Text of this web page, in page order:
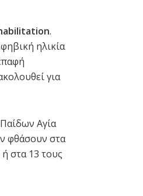
.
ηλικία
για
Αγία
φθάσουν στα
στα 13 τους